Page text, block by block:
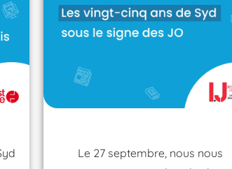
Le 27 septembre, nous nous